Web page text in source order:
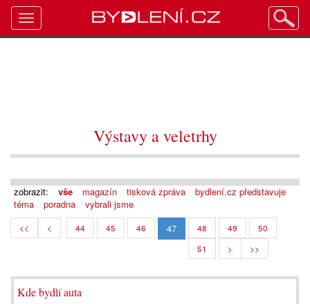
Výstavy a veletrhy
zobrazit: vše magazín tisková zpráva
bydlení.cz představuje
téma
poradna vybrali jsme
<< < 44 45 46 47 48 49
50
51
> >>
Kde bydlí auta
Toggle
navigation